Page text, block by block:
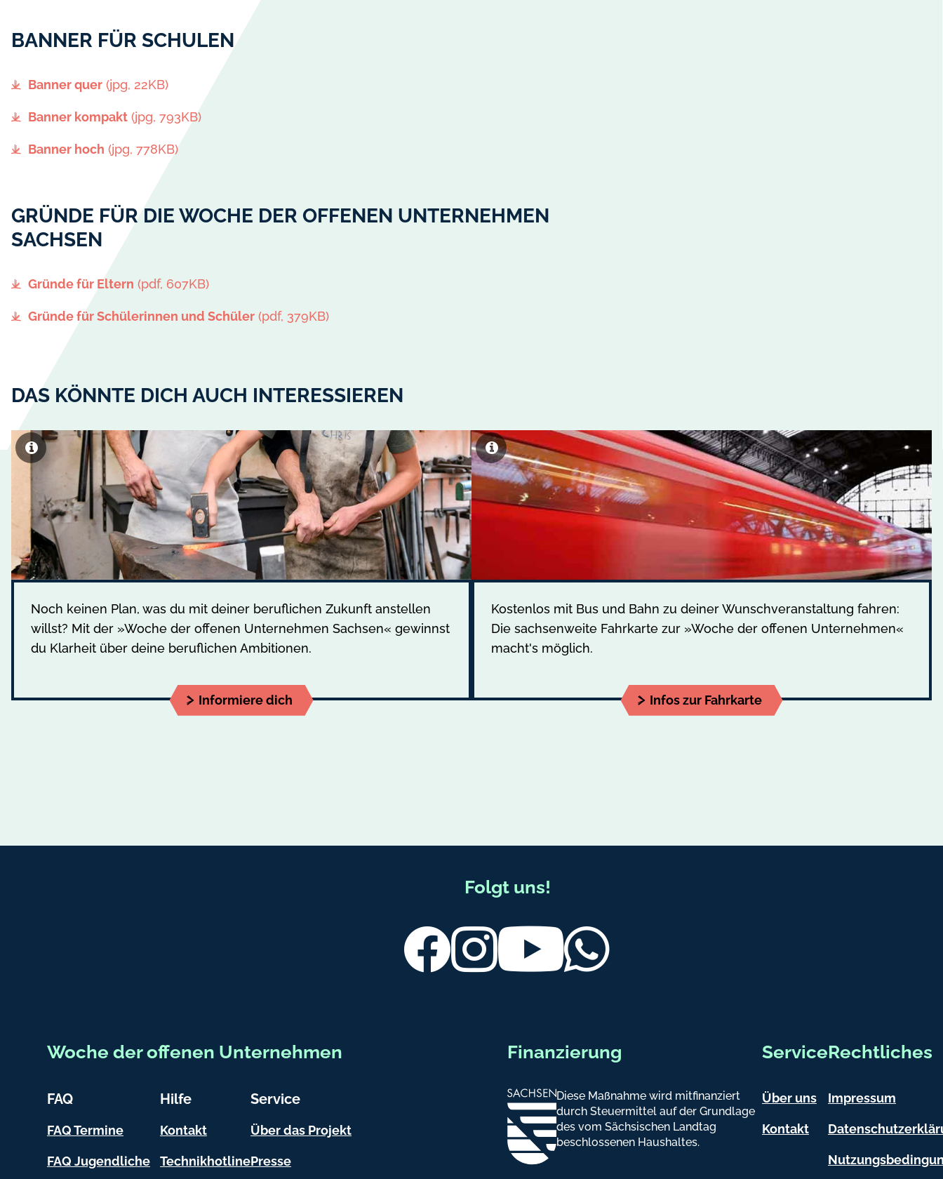
BANNER FÜR SCHULEN
Banner quer (jpg, 22KB)
Banner kompakt (jpg, 793KB)
Banner hoch (jpg, 778KB)
GRÜNDE FÜR DIE WOCHE DER OFFENEN UNTERNEHMEN
SACHSEN
Gründe für Eltern (pdf, 607KB)
Gründe für Schülerinnen und Schüler (pdf, 379KB)
DAS KÖNNTE DICH AUCH INTERESSIEREN
Noch keinen Plan, was du mit deiner beruflichen Zukunft anstellen
willst? Mit der »Woche der offenen Unternehmen Sachsen« gewinnst
du Klarheit über deine beruflichen Ambitionen.
Informiere dich
Kostenlos mit Bus und Bahn zu deiner Wunschveranstaltung fahren:
Die sachsenweite Fahrkarte zur »Woche der offenen Unternehmen«
macht's möglich.
Infos zur Fahrkarte
Folgt uns!
FacebookInstagram Youtube
Woche der offenen Unternehmen
FAQ
FAQ Termine
FAQ Jugendliche
Hilfe
Kontakt
Technikhotline
Service
Über das Projekt
Presse
Finanzierung
Diese Maßnahme wird mitfinanziert
durch Steuermittel auf der Grundlage
des vom Sächsischen Landtag
beschlossenen Haushaltes.
Service
Über uns
Kontakt
Rechtliches
Impressum